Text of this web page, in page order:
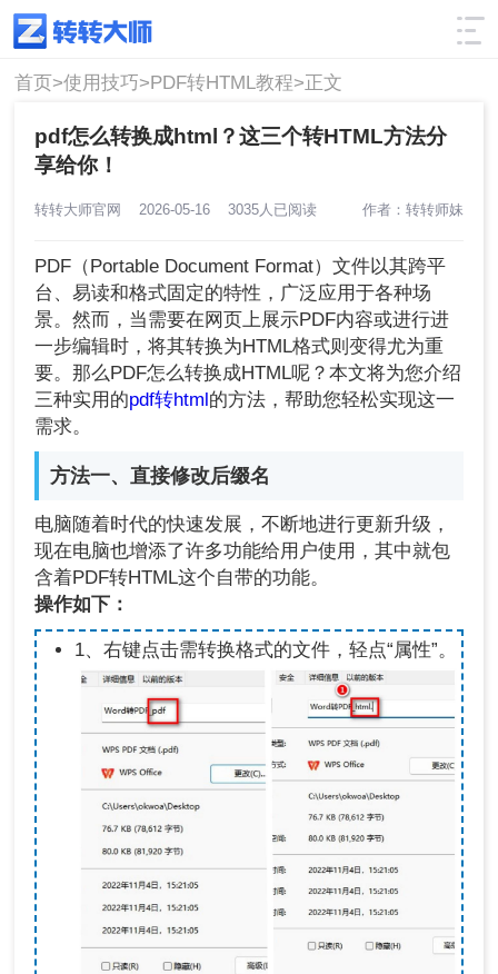
使用技巧 筛选
首页>使用技巧>PDF转HTML教程>正文
pdf怎么转换成html？这三个转HTML方法分
享给你！
转转大师官网 2026-05-16 3035人已阅读 作者：转转师妹
PDF（Portable Document Format）文件以其跨平
台、易读和格式固定的特性，广泛应用于各种场
景。然而，当需要在网页上展示PDF内容或进行进
一步编辑时，将其转换为HTML格式则变得尤为重
要。那么PDF怎么转换成HTML呢？本文将为您介绍
三种实用的pdf转html 的方法，帮助您轻松实现这一
需求。
方法一、直接修改后缀名
电脑随着时代的快速发展，不断地进行更新升级，
现在电脑也增添了许多功能给用户使用，其中就包
含着PDF转HTML这个自带的功能。
操作如下：
1、右键点击需转换格式的文件，轻点“属性”。